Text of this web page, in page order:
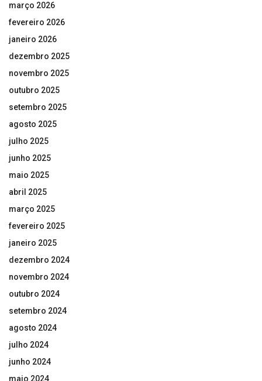
março 2026
fevereiro 2026
janeiro 2026
dezembro 2025
novembro 2025
outubro 2025
setembro 2025
agosto 2025
julho 2025
junho 2025
maio 2025
abril 2025
março 2025
fevereiro 2025
janeiro 2025
dezembro 2024
novembro 2024
outubro 2024
setembro 2024
agosto 2024
julho 2024
junho 2024
maio 2024